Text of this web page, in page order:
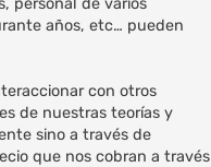
años, etc… pueden
con otros
de nuestras teorías y
sino a través de
que nos cobran a través